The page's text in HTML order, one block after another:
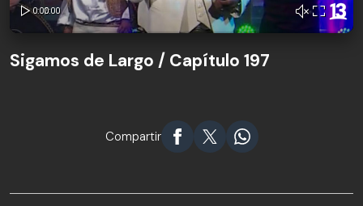
Sigamos de Largo / Capítulo 197
Compartir